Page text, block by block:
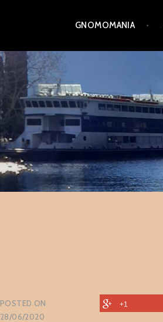
content
GNOMOMANIA
POSTED ON
28/06/2020
+1